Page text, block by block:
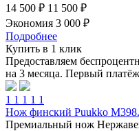
14 500 ₽ 11 500 ₽
Экономия 3 000 ₽
Подробнее
Купить в 1 клик
Предоставляем
на 3 месяца. Первый
1 1 1 1 1
Нож финский Puukko М398.
Премиальный нож